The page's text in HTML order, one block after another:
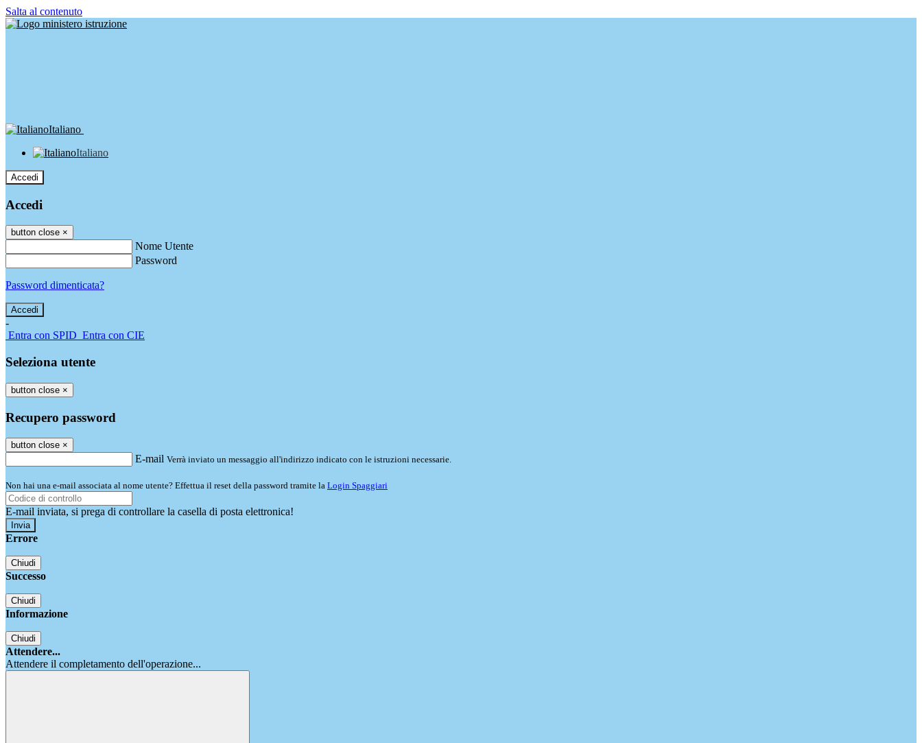
Salta al contenuto
Italiano
Italiano
Accedi
Accedi
button close ×
Nome Utente
Password
Password dimenticata?
-
Entra con SPID Entra con CIE
Seleziona utente
button close ×
Recupero password
button close ×
E-mail Verrà inviato un messaggio all'indirizzo indicato con le istruzioni necessarie.
Non hai una e-mail associata al nome utente? Effettua il reset della password tramite la Login Spaggiari
E-mail inviata, si prega di controllare la casella di posta elettronica!
Errore
Chiudi
Successo
Chiudi
Informazione
Chiudi
Attendere...
Attendere il completamento dell'operazione...